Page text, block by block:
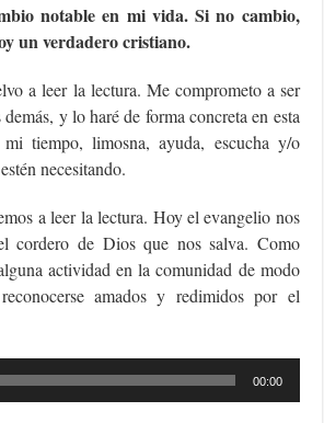
notable en mi vida. Si no cambio,
un verdadero cristiano.
a leer la lectura. Me comprometo a ser
y lo haré de forma concreta en esta
mi tiempo, limosna, ayuda, escucha y/o
necesitando.
a leer la lectura. Hoy el evangelio nos
cordero de Dios que nos salva. Como
actividad en la comunidad de modo
amados y redimidos por el
00:00